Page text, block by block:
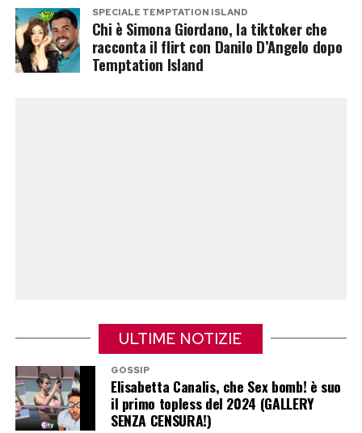
raccontare pubblicamente la propria versione
dei fatti.
È importante sottolineare che, allo stato
qualora Canale 5 decidesse di realizzare la
puntata speciale dedicata agli aggiornamenti
delle coppie dopo il programma.
Nelle ultime settimane diversi protagonisti del
SPECIALE TEMPTATION ISLAND
Chi è Simona Giordano, la tiktoker che
racconta il flirt con Danilo D’Angelo dopo
Temptation Island
ULTIME NOTIZIE
GOSSIP
Elisabetta Canalis, che Sex bomb! è suo
il primo topless del 2024 (GALLERY
SENZA CENSURA!)